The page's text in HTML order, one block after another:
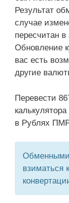
Результат
случае
пересчитан
Обновление
вас есть
другие
Перевести
в Рублях
Обменными
взиматься